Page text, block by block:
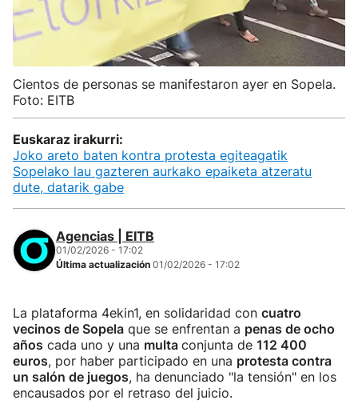
Cientos de personas se manifestaron ayer en Sopela.
Foto: EITB
Euskaraz irakurri:
Joko areto baten kontra protesta egiteagatik
Sopelako lau gazteren aurkako epaiketa atzeratu
dute, datarik gabe
Agencias | EITB
01/02/2026 - 17:02
Última actualización 01/02/2026 - 17:02
La plataforma 4ekin1, en solidaridad con cuatro
vecinos de Sopela que se enfrentan a penas de ocho
años cada uno y una multa conjunta de 112 400
euros, por haber participado en una protesta contra
un salón de juegos, ha denunciado "la tensión" en los
encausados por el retraso del juicio.